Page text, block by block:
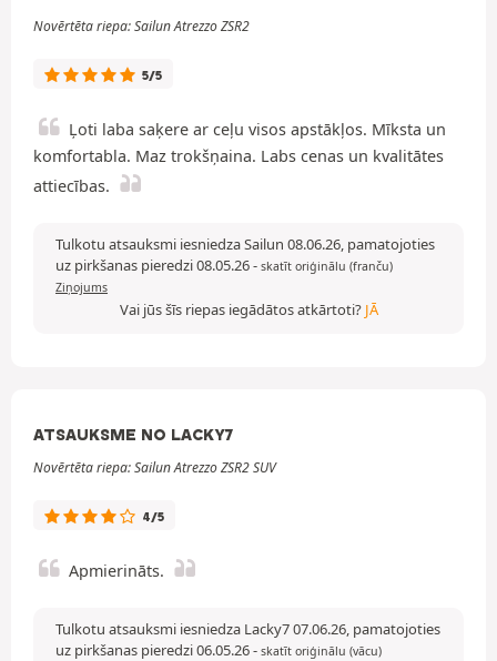
Novērtēta riepa: Sailun Atrezzo ZSR2
5/5
Ļoti laba saķere ar ceļu visos apstākļos. Mīksta un
komfortabla. Maz trokšņaina. Labs cenas un kvalitātes
attiecības.
Tulkotu atsauksmi iesniedza Sailun 08.06.26, pamatojoties
uz pirkšanas pieredzi 08.05.26- skatīt oriģinālu (franču)
Ziņojums
Vai jūs šīs riepas iegādātos atkārtoti? JĀ
ATSAUKSME NO LACKY7
Novērtēta riepa: Sailun Atrezzo ZSR2 SUV
4/5
Apmierināts.
Tulkotu atsauksmi iesniedza Lacky7 07.06.26, pamatojoties
uz pirkšanas pieredzi 06.05.26- skatīt oriģinālu (vācu)